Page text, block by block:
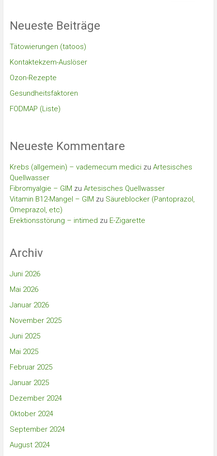
Neueste Beiträge
Tätowierungen (tatoos)
Kontaktekzem-Auslöser
Ozon-Rezepte
Gesundheitsfaktoren
FODMAP (Liste)
Neueste Kommentare
Krebs (allgemein) – vademecum medicizu Artesisches
Quellwasser
Fibromyalgie – GIM zu Artesisches Quellwasser
Vitamin B12-Mangel – GIM zu Säureblocker (Pantoprazol,
Omeprazol, etc)
Erektionsstörung – intimed zu E-Zigarette
Archiv
Juni 2026
Mai 2026
Januar 2026
November 2025
Juni 2025
Mai 2025
Februar 2025
Januar 2025
Dezember 2024
Oktober 2024
September 2024
August 2024